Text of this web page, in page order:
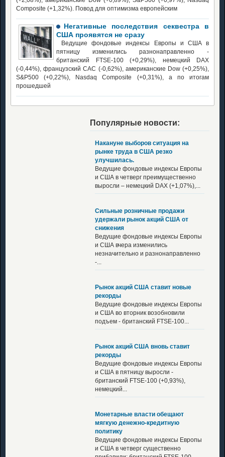
Сomposite (+1,32%). Повод для оптимизма европейским
Негативные последствия секвестра в
США проявятся не сразу
Ведущие фондовые индексы Европы и США в
пятницу изменились разнонаправленно -
британский FTSE-100 (+0,29%), немецкий DAX
(-0,44%), французский CAC (-0,62%), американские Dow (+0,25%),
S&P500 (+0,22%), Nasdaq Сomposite (+0,31%), а по итогам
прошедшей
Популярные новости:
Накануне выборов ситуация на
рынке труда в США резко
улучшилась.
Ведущие фондовые индексы Европы
и США в четверг преимущественно
выросли – немецкий DAX (+1,07%),...
Сильные розничные продажи
удержали рынок акций США от
снижения
Ведущие фондовые индексы Европы
и США вчера изменились
незначительно и разнонаправленно
-...
Рынок акций США ставит новые
рекорды
Ведущие фондовые индексы Европы
и США во вторник возобновили
подъем - британский FTSE-100...
Рынок акций США вновь ставит
рекорды
Ведущие фондовые индексы Европы
и США в пятницу выросли -
британский FTSE-100 (+0,93%),
немецкий...
Монетарные власти обещают
мягкую денежно-кредитную
политику
Ведущие фондовые индексы Европы
и США в четверг существенно